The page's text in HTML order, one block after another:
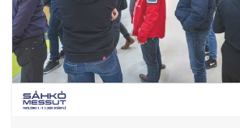
uusiutuvan energian vaihtelevaa
tuotantoa, parantaa
energiaturvallisuutta ja vähentää
kustannuksia.